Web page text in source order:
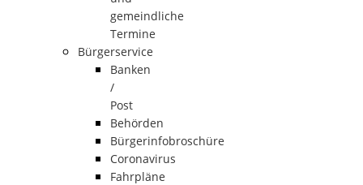
gemeindliche
Termine
Bürgerservice
Banken
/
Post
Behörden
Bürgerinfobroschüre
Coronavirus
Fahrpläne